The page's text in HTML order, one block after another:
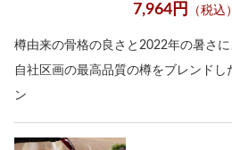
7,964円 （税込）
樽由来の骨格の良さと2022年の暑さ
自社区画の最高品質の樽をブレンドし
ン